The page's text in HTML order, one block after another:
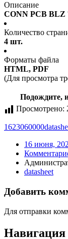
Описание
CONN PCB BLZ
Количество
4 шт.
Форматы файла
HTML, PDF
(Для просмотра
Подождите,
Просмотрено:
1623060000
16 июня,
datasheet
Добавить
Для отправки
Навигация